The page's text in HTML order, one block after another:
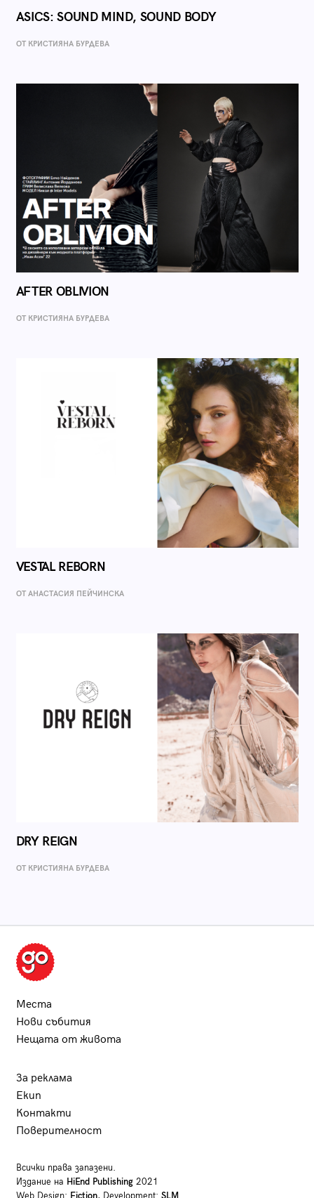
ASICS: SOUND MIND, SOUND BODY
ОТ КРИСТИЯНА БУРДЕВА
AFTER OBLIVION
ОТ КРИСТИЯНА БУРДЕВА
VESTAL REBORN
ОТ AНАСТАСИЯ ПЕЙЧИНСКА
DRY REIGN
ОТ КРИСТИЯНА БУРДЕВА
Места
Нови събития
Нещата от живота
За реклама
Екип
Контакти
Поверителност
Всички права запазени.
Издание на HiEnd Publishing2021